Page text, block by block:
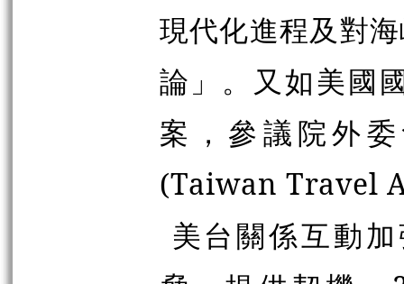
現代化進程及對
論」。又如美國
案，參議院外
(Taiwan Travel
美台關係互動